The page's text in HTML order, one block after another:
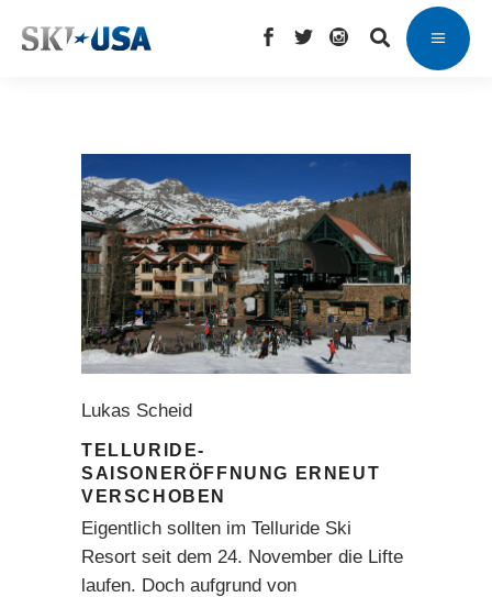
Lukas Scheid
TELLURIDE-
SAISONERÖFFNUNG ERNEUT
VERSCHOBEN
Eigentlich sollten im Telluride Ski
Resort seit dem 24. November die Lifte
laufen. Doch aufgrund von